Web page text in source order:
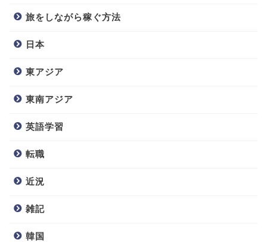
旅をしながら稼ぐ方法
日本
東アジア
東南アジア
英語学習
転職
近況
雑記
韓国